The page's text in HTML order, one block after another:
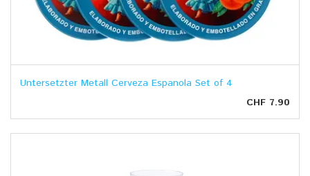
Untersetzter Metall Cerveza Espanola Set of 4
CHF 7.90